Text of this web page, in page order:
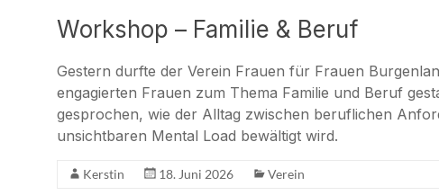
Workshop – Familie & Beruf
Gestern durfte der Verein Frauen für Frauen
engagierten Frauen zum Thema Familie und Beruf
gesprochen, wie der Alltag zwischen beruflichen
unsichtbaren Mental Load bewältigt wird.
Kerstin 18. Juni 2026 Verein